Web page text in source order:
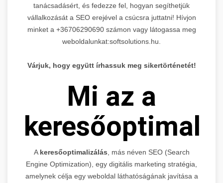
tanácsadásért, és fedezze fel, hogyan segíthetjük
vállalkozását a SEO erejével a csúcsra juttatni! Hívjon
minket a +36706290690 számon vagy látogassa meg
weboldalunkat:softsolutions.hu.
Várjuk, hogy együtt írhassuk meg sikertörténetét!
Mi az a
A keresőoptimalizálás , más néven SEO (Search
Engine Optimization), egy digitális marketing stratégia,
amelynek célja egy weboldal láthatóságának javítása a